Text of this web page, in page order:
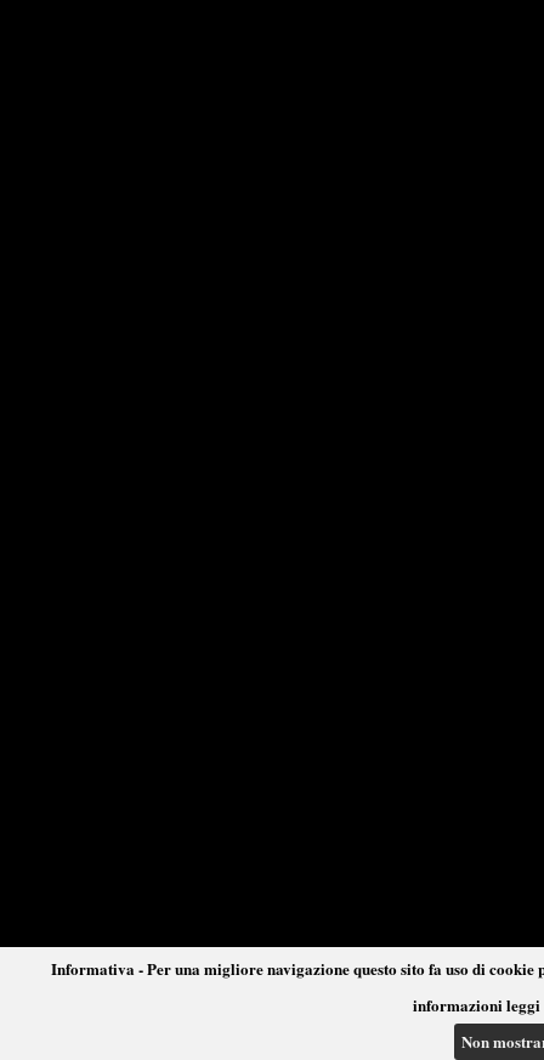
Informativa - Per una migliore navigazione questo sito fa uso di
informazioni leggi
Non